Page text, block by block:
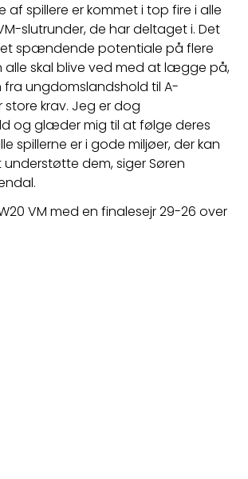
af spillere er kommet i top fire i alle
slutrunder, de har deltaget i. Det
et spændende potentiale på flere
alle skal blive ved med at lægge på,
ungdomslandshold til A-
store krav. Jeg er dog
og glæder mig til at følge deres
spillerne er i gode miljøer, der kan
dem, siger Søren
VM med en finalesejr 29-26 over